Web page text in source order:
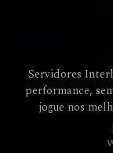
Servidores
performance,
jogue nos